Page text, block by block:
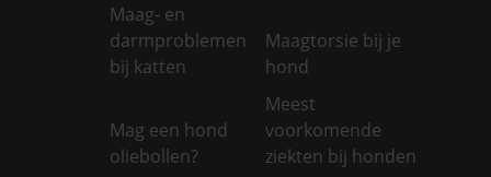
Maag- en
darmproblemen
bij katten
Maagtorsie bij je
hond
Mag een hond
oliebollen?
Meest
voorkomende
ziekten bij honden